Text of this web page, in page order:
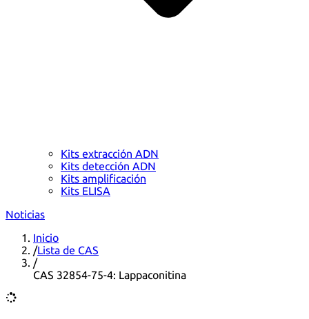
Kits extracción ADN
Kits detección ADN
Kits amplificación
Kits ELISA
Noticias
Inicio
/Lista de CAS
/
CAS 32854-75-4: Lappaconitina